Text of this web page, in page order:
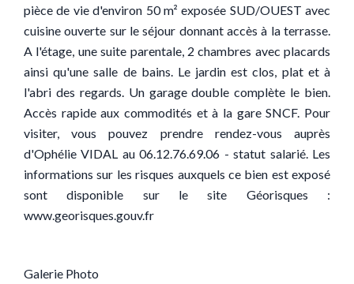
pièce de vie d'environ 50 m² exposée SUD/OUEST avec
cuisine ouverte sur le séjour donnant accès à la terrasse.
A l'étage, une suite parentale, 2 chambres avec placards
ainsi qu'une salle de bains. Le jardin est clos, plat et à
l'abri des regards. Un garage double complète le bien.
Accès rapide aux commodités et à la gare SNCF. Pour
visiter, vous pouvez prendre rendez-vous auprès
d'Ophélie VIDAL au 06.12.76.69.06 - statut salarié. Les
informations sur les risques auxquels ce bien est exposé
sont disponible sur le site Géorisques :
www.georisques.gouv.fr
Galerie Photo